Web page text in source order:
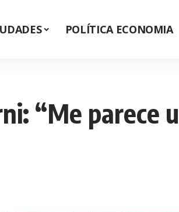
POLÍTICA ECONOMIA
“Me parece